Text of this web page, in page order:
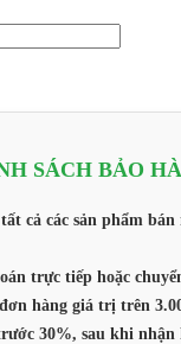
SÁCH BẢO
cả các sản phẩm
trực tiếp hoặc
hàng giá trị trên
30%, sau khi nhận